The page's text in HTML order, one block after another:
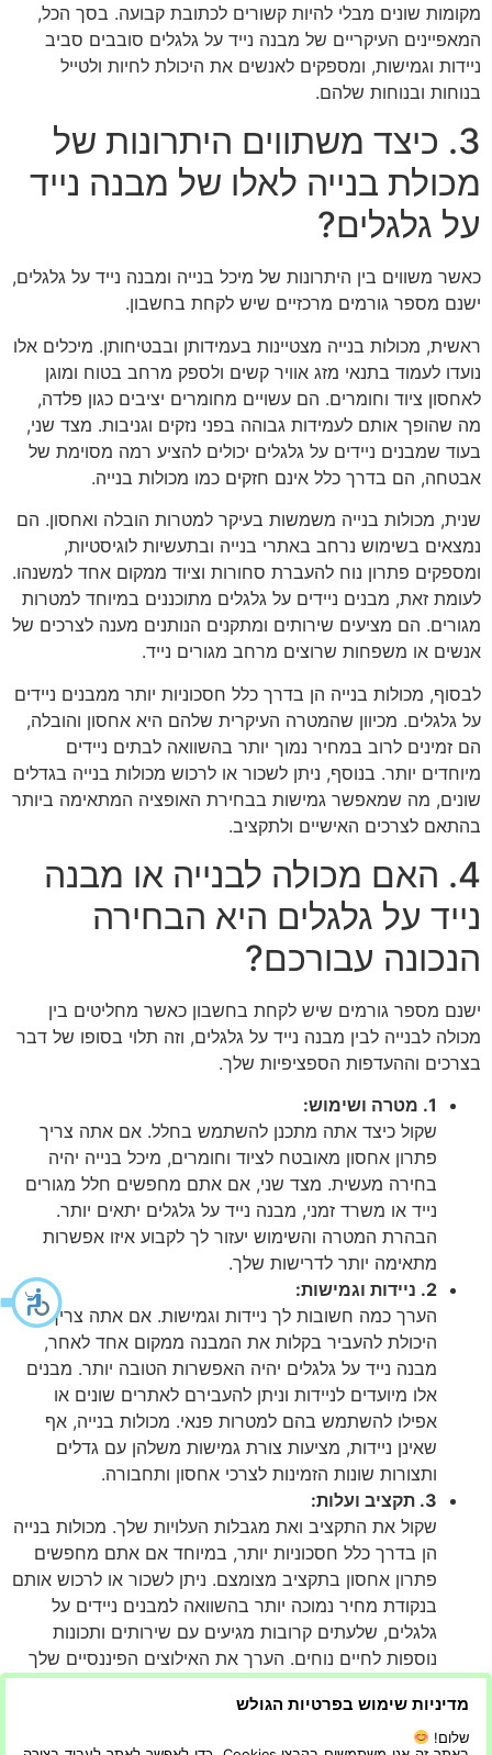
מקומות שונים מבלי להיות קשורים לכתובת קבועה. בסך הכל,
המאפיינים העיקריים של מבנה נייד על גלגלים סובבים סביב
ניידות וגמישות, ומספקים לאנשים את היכולת לחיות ולטייל
בנוחות ובנוחות שלהם.
3. כיצד משתווים היתרונות של
מכולת בנייה לאלו של מבנה נייד
על גלגלים?
כאשר משווים בין היתרונות של מיכל בנייה ומבנה נייד על גלגלים,
ישנם מספר גורמים מרכזיים שיש לקחת בחשבון.
ראשית, מכולות בנייה מצטיינות בעמידותן ובבטיחותן. מיכלים אלו
נועדו לעמוד בתנאי מזג אוויר קשים ולספק מרחב בטוח ומוגן
לאחסון ציוד וחומרים. הם עשויים מחומרים יציבים כגון פלדה,
מה שהופך אותם לעמידות גבוהה בפני נזקים וגניבות. מצד שני,
בעוד שמבנים ניידים על גלגלים יכולים להציע רמה מסוימת של
אבטחה, הם בדרך כלל אינם חזקים כמו מכולות בנייה.
שנית, מכולות בנייה משמשות בעיקר למטרות הובלה ואחסון. הם
נמצאים בשימוש נרחב באתרי בנייה ובתעשיות לוגיסטיות,
ומספקים פתרון נוח להעברת סחורות וציוד ממקום אחד למשנהו.
לעומת זאת, מבנים ניידים על גלגלים מתוכננים במיוחד למטרות
מגורים. הם מציעים שירותים ומתקנים הנותנים מענה לצרכים של
אנשים או משפחות שרוצים מרחב מגורים נייד.
לבסוף, מכולות בנייה הן בדרך כלל חסכוניות יותר ממבנים ניידים
על גלגלים. מכיוון שהמטרה העיקרית שלהם היא אחסון והובלה,
הם זמינים לרוב במחיר נמוך יותר בהשוואה לבתים ניידים
מיוחדים יותר. בנוסף, ניתן לשכור או לרכוש מכולות בנייה בגדלים
שונים, מה שמאפשר גמישות בבחירת האופציה המתאימה ביותר
בהתאם לצרכים האישיים ולתקציב.
4. האם מכולה לבנייה או מבנה
נייד על גלגלים היא הבחירה
הנכונה עבורכם?
ישנם מספר גורמים שיש לקחת בחשבון כאשר מחליטים בין
מכולה לבנייה לבין מבנה נייד על גלגלים, וזה תלוי בסופו של דבר
בצרכים וההעדפות הספציפיות שלך.
1. מטרה ושימוש:
שקול כיצד אתה מתכנן להשתמש בחלל. אם אתה צריך
פתרון אחסון מאובטח לציוד וחומרים, מיכל בנייה יהיה
בחירה מעשית. מצד שני, אם אתם מחפשים חלל מגורים
נייד או משרד זמני, מבנה נייד על גלגלים יתאים יותר.
הבהרת המטרה והשימוש יעזור לך לקבוע איזו אפשרות
מתאימה יותר לדרישות שלך.
2. ניידות וגמישות:
הערך כמה חשובות לך ניידות וגמישות. אם אתה צריך את
היכולת להעביר בקלות את המבנה ממקום אחד לאחר,
מבנה נייד על גלגלים יהיה האפשרות הטובה יותר. מבנים
אלו מיועדים לניידות וניתן להעבירם לאתרים שונים או
אפילו להשתמש בהם למטרות פנאי. מכולות בנייה, אף
שאינן ניידות, מציעות צורת גמישות משלהן עם גדלים
ותצורות שונות הזמינות לצרכי אחסון ותחבורה.
3. תקציב ועלות:
שקול את התקציב ואת מגבלות העלויות שלך. מכולות בנייה
הן בדרך כלל חסכוניות יותר, במיוחד אם אתם מחפשים
פתרון אחסון בתקציב מצומצם. ניתן לשכור או לרכוש אותם
בנקודת מחיר נמוכה יותר בהשוואה למבנים ניידים על
גלגלים, שלעתים קרובות מגיעים עם שירותים ותכונות
נוספות לחיים נוחים. הערך את האילוצים הפיננסיים שלך
וקבע כמה אתה מוכן להשקיע במבנה.
בעוד שגם מיכלי בנייה וגם מבנים ניידים על גלגלים ממלאים
מדיניות שימוש בפרטיות הגולש
שלום!